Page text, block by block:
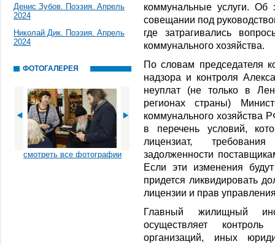
Денис Зубов. Поэзия. Апрель
2024
Николай Дик. Поэзия. Апрель
2024
ФОТОГАЛЕРЕЯ
смотреть все фотографии
коммунальные услуги.
совещании под
где затрагивались
коммунального хозяйства.
По словам председателя
надзора и контроля
неуплат (не только в
регионах страны)
коммунального хозяйства
в перечень условий,
лицензиат,
задолженности
Если эти изменения
придется ликвидировать
лицензии и прав
Главный жилищный
осуществляет
организаций, иных